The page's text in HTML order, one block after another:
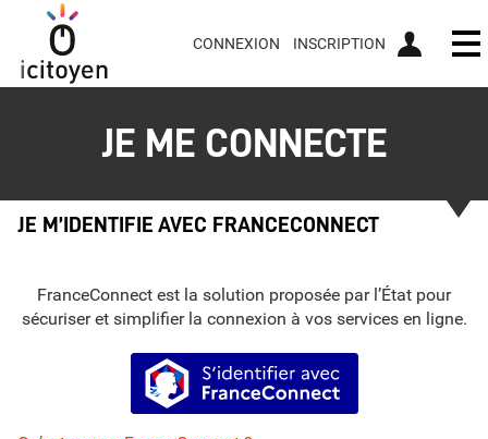
CONNEXION INSCRIPTION
JE ME CONNECTE
JE M’IDENTIFIE AVEC FRANCECONNECT
FranceConnect est la solution proposée par l’État pour
sécuriser et simplifier la connexion à vos services en ligne.
S’identifier avec FranceConnect